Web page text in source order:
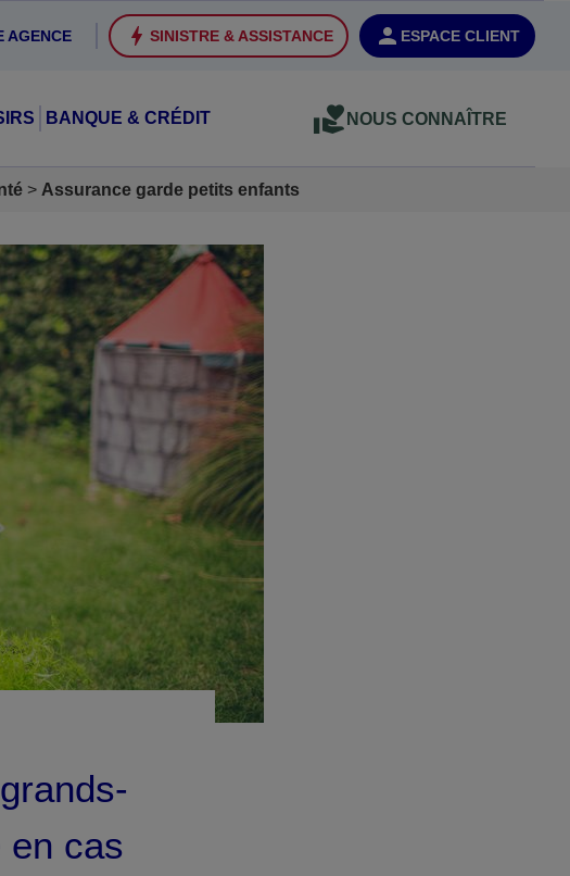
ESPACE CLIENT
SINISTRE & ASSISTANCE
AGENCE
BANQUE & CRÉDIT NOUS CONNAÎTRE
Assurance garde petits enfants
en cas